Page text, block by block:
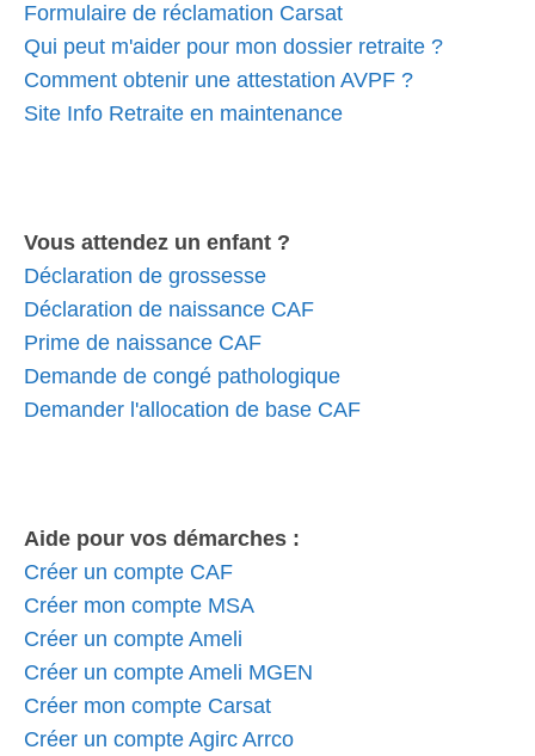
Formulaire de réclamation Carsat
Qui peut m'aider pour mon dossier retraite ?
Comment obtenir une attestation AVPF ?
Site Info Retraite en maintenance
Vous attendez un enfant ?
Déclaration de grossesse
Déclaration de naissance CAF
Prime de naissance CAF
Demande de congé pathologique
Demander l'allocation de base CAF
Aide pour vos démarches :
Créer un compte CAF
Créer mon compte MSA
Créer un compte Ameli
Créer un compte Ameli MGEN
Créer mon compte Carsat
Créer un compte Agirc Arrco